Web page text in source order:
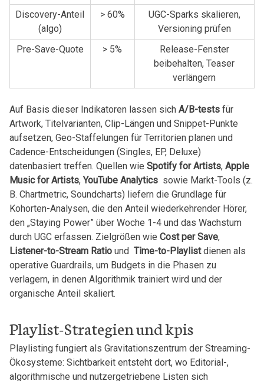
Discovery-Anteil
(algo)
> 60%
UGC-Sparks ⁣skalieren,​
Versioning prüfen
Pre-Save-Quote
> 5%
Release-Fenster​
beibehalten, Teaser
⁢verlängern
Auf Basis dieser Indikatoren lassen sich A/B-testsfür
Artwork, Titelvarianten,​ Clip-Längen und Snippet-Punkte⁤
aufsetzen, Geo-Staffelungen‌ für Territorien planen und
Cadence-Entscheidungen (Singles, EP, Deluxe)⁢
datenbasiert treffen. Quellen wie Spotify for Artists, Apple
Music for Artists,YouTube Analytics⁢ sowie Markt-Tools⁣ (z.‍
B. Chartmetric, Soundcharts)‌ liefern die Grundlage⁢ für
‌Kohorten-Analysen, die den Anteil wiederkehrender Hörer,
den „Staying Power” über ​Woche ‍1-4 und das Wachstum
durch⁤ UGC erfassen. Zielgrößen wie Cost per Save,
Listener-to-Stream Ratiound ‌ Time-to-Playlistdienen als
operative⁣ Guardrails, um Budgets⁢ in die Phasen zu
verlagern,⁣ in denen ​Algorithmik ⁣trainiert⁤ wird und der
organische Anteil skaliert.
Playlist-Strategien und kpis
Playlisting fungiert ‍als Gravitationszentrum der Streaming-
Ökosysteme: Sichtbarkeit entsteht dort, wo ‍Editorial-,
‌algorithmische und nutzergetriebene Listen sich